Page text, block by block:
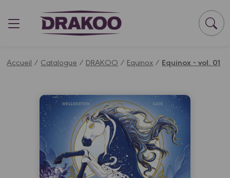
Accueil / Catalogue / DRAKOO / Equinox / Equinox - vol. 01